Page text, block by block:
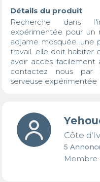
Détails du produit
Recherche dans
expérimentée pour un
adjame mosquée. une
travail. elle doit habiter
avoir accès facilement
contactez nous par
serveuse expérimentée
Côte
5
Membre